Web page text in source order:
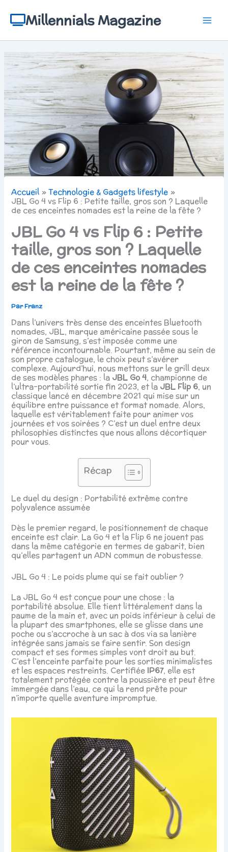
contenuMillennials Magazine
Accueil
Technologie & Gadgets lifestyle
JBL Go 4 vs Flip 6 : Petite taille, gros son ? Laquelle
de ces enceintes nomades est la reine de la fête ?
JBL Go 4 vs Flip 6 : Petite
taille, gros son ? Laquelle
de ces enceintes nomades
est la reine de la fête ?
ParFranz
Dans l’univers très dense des enceintes Bluetooth
nomades, JBL, marque américaine passée sous le
giron de Samsung, s’est imposée comme une
référence incontournable. Pourtant, même au sein de
son propre catalogue, le choix peut s’avérer
complexe. Aujourd’hui, nous mettons sur le grill deux
de ses modèles phares : la JBL Go 4, championne de
l’ultra-portabilité sortie fin 2023, et la JBL Flip 6, un
classique lancé en décembre 2021 qui mise sur un
équilibre entre puissance et format nomade. Alors,
laquelle est véritablement faite pour animer vos
journées et vos soirées ? C’est un duel entre deux
philosophies distinctes que nous allons décortiquer
pour vous.
Récap
Le duel du design : Portabilité extrême contre
polyvalence assumée
Dès le premier regard, le positionnement de chaque
enceinte est clair. La Go 4 et la Flip 6 ne jouent pas
dans la même catégorie en termes de gabarit, bien
qu’elles partagent un ADN commun de robustesse.
JBL Go 4 : Le poids plume qui se fait oublier ?
La JBL Go 4 est conçue pour une chose : la
portabilité absolue. Elle tient littéralement dans la
paume de la main et, avec un poids inférieur à celui de
la plupart des smartphones, elle se glisse dans une
poche ou s’accroche à un sac à dos via sa lanière
intégrée sans jamais se faire sentir. Son design
compact et ses formes simples vont droit au but.
C’est l’enceinte parfaite pour les sorties minimalistes
et les espaces restreints. Certifiée IP67, elle est
totalement protégée contre la poussière et peut être
immergée dans l’eau, ce qui la rend prête pour
n’importe quelle aventure impromptue.